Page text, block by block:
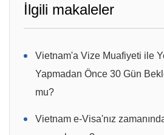
İlgili makaleler
Vietnam'a Vize Muafiyeti ile
Yapmadan Önce 30 Gün
mu?
Vietnam e-Visa'nız